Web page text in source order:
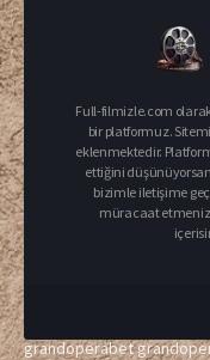
Full-filmizle.com olarak
bir platformuz.
eklenmektedir.
ettiğini
bizimle iletişime
müracaat etmeniz
grandoperabet